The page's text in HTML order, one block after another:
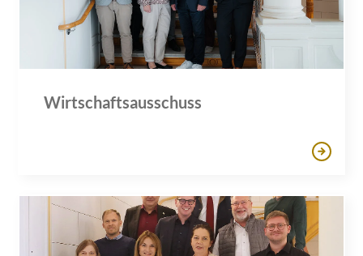
Wirtschaftsausschuss